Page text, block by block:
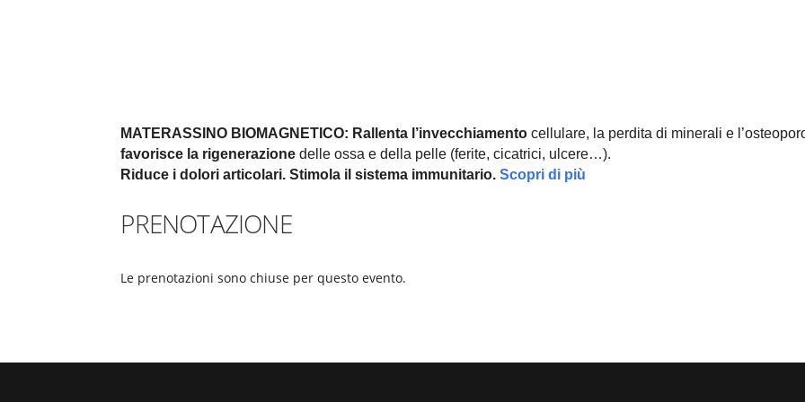
MATERASSINO BIOMAGNETICO: Rallenta l’invecchiamento cellulare, la perdita di minerali e
favorisce la rigenerazione delle ossa e della pelle (ferite, cicatrici, ulcere…).
Riduce i dolori articolari.Stimola il sistema immunitario.Scopri di più
PRENOTAZIONE
Le prenotazioni sono chiuse per questo evento.